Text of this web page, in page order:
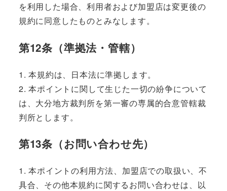
を利用した場合、利用者および加盟店は変更後の
規約に同意したものとみなします。
第12条（準拠法・管轄）
1. 本規約は、日本法に準拠します。
2. 本ポイントに関して生じた一切の紛争について
は、大分地方裁判所を第一審の専属的合意管轄裁
判所とします。
第13条（お問い合わせ先）
1. 本ポイントの利用方法、加盟店での取扱い、不
具合、その他本規約に関するお問い合わせは、以